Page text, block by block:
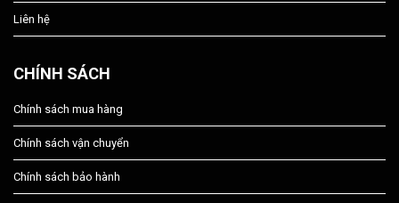
Liên hệ
CHÍNH SÁCH
Chính sách mua hàng
Chính sách vận chuyển
Chính sách bảo hành